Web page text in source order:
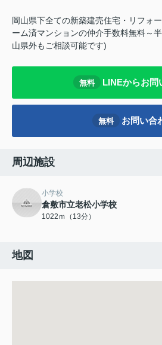
岡山県下全ての新築建売住宅・リフォ
ーム済マンションの仲介手数料無料～
山県外もご相談可能です)
無料 LINEからお問
無料 お問い合
周辺施設
小学校
倉敷市立老松小学校
1022ｍ（13分）
地図